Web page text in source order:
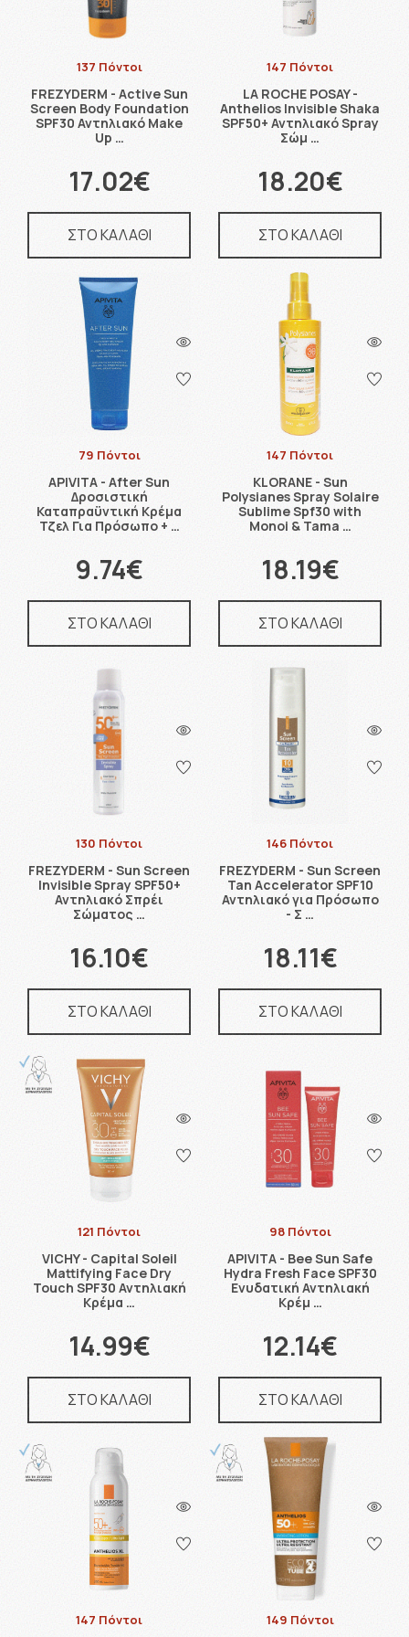
137 Πόντοι
FREZYDERM - Active Sun
Screen Body Foundation
SPF30 Αντηλιακό Make
Up …
17.02€
ΣΤΟ ΚΑΛΑΘΙ
147 Πόντοι
LA ROCHE POSAY -
Anthelios Invisible Shaka
SPF50+ Αντηλιακό Spray
Σώμ …
18.20€
ΣΤΟ ΚΑΛΑΘΙ
79 Πόντοι
APIVITA - After Sun
Δροσιστική
Καταπραϋντική Κρέμα
Τζελ Για Πρόσωπο + …
9.74€
ΣΤΟ ΚΑΛΑΘΙ
147 Πόντοι
KLORANE - Sun
Polysianes Spray Solaire
Sublime Spf30 with
Monoi & Tama …
18.19€
ΣΤΟ ΚΑΛΑΘΙ
130 Πόντοι
FREZYDERM - Sun Screen
Invisible Spray SPF50+
Αντηλιακό Σπρέι
Σώματος …
16.10€
ΣΤΟ ΚΑΛΑΘΙ
146 Πόντοι
FREZYDERM - Sun Screen
Tan Accelerator SPF10
Αντηλιακό για Πρόσωπο
- Σ …
18.11€
ΣΤΟ ΚΑΛΑΘΙ
121 Πόντοι
VICHY - Capital Soleil
Mattifying Face Dry
Touch SPF30 Αντηλιακή
Κρέμα …
14.99€
ΣΤΟ ΚΑΛΑΘΙ
98 Πόντοι
APIVITA - Bee Sun Safe
Hydra Fresh Face SPF30
Ενυδατική Αντηλιακή
Κρέμ …
12.14€
ΣΤΟ ΚΑΛΑΘΙ
147 Πόντοι 149 Πόντοι